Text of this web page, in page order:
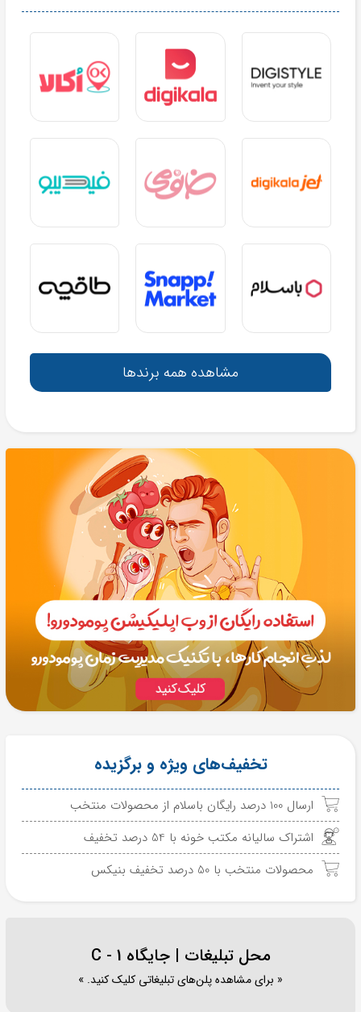
مشاهده همه برندها
تخفیف‌های ویژه و برگزیده
ارسال 100 درصد رایگان باسلام از محصولات منتخب
اشتراک سالیانه مکتب خونه با 54 درصد تخفیف
محصولات منتخب با 50 درصد تخفیف بنیکس
محل تبلیغات | جایگاه C - 1
« برای مشاهده پلن‌های تبلیغاتی کلیک کنید. »